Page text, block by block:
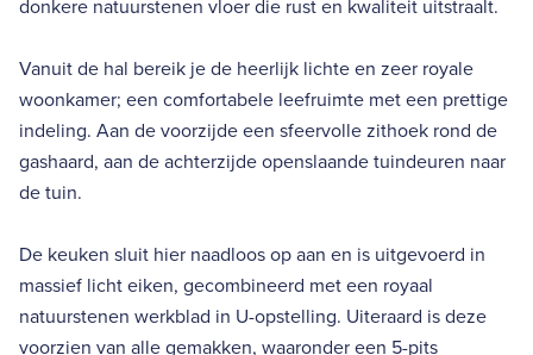
donkere natuurstenen vloer die rust en kwaliteit uitstraalt.
Vanuit de hal bereik je de heerlijk lichte en zeer royale
woonkamer; een comfortabele leefruimte met een prettige
indeling. Aan de voorzijde een sfeervolle zithoek rond de
gashaard, aan de achterzijde openslaande tuindeuren naar
de tuin.
De keuken sluit hier naadloos op aan en is uitgevoerd in
massief licht eiken, gecombineerd met een royaal
natuurstenen werkblad in U-opstelling. Uiteraard is deze
voorzien van alle gemakken, waaronder een 5-pits